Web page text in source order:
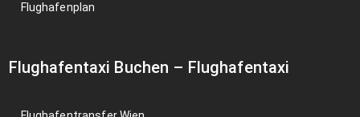
Flughafenplan
Flughafentaxi Buchen – Flughafentaxi